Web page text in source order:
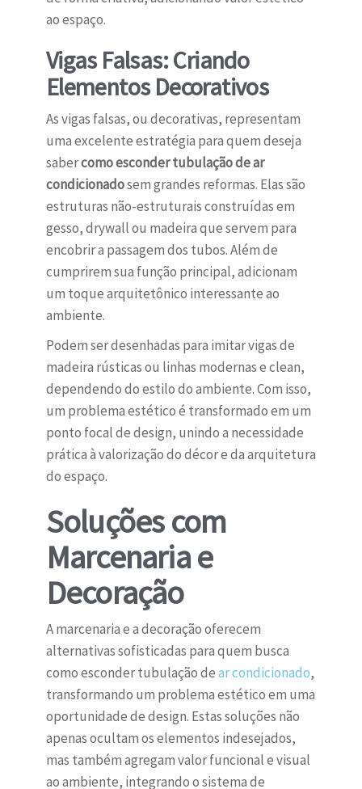
ao espaço.
Vigas Falsas: Criando
Elementos Decorativos
As vigas falsas, ou decorativas, representam
uma excelente estratégia para quem deseja
sabercomo esconder tubulação de ar
condicionadosem grandes reformas. Elas são
estruturas não-estruturais construídas em
gesso, drywall ou madeira que servem para
encobrir a passagem dos tubos. Além de
cumprirem sua função principal, adicionam
um toque arquitetônico interessante ao
ambiente.
Podem ser desenhadas para imitar vigas de
madeira rústicas ou linhas modernas e clean,
dependendo do estilo do ambiente. Com isso,
um problema estético é transformado em um
ponto focal de design, unindo a necessidade
prática à valorização do décor e da arquitetura
do espaço.
Soluções com
Marcenaria e
Decoração
A marcenaria e a decoração oferecem
alternativas sofisticadas para quem busca
como esconder tubulação dear condicionado,
transformando um problema estético em uma
oportunidade de design. Estas soluções não
apenas ocultam os elementos indesejados,
mas também agregam valor funcional e visual
ao ambiente, integrando o sistema de